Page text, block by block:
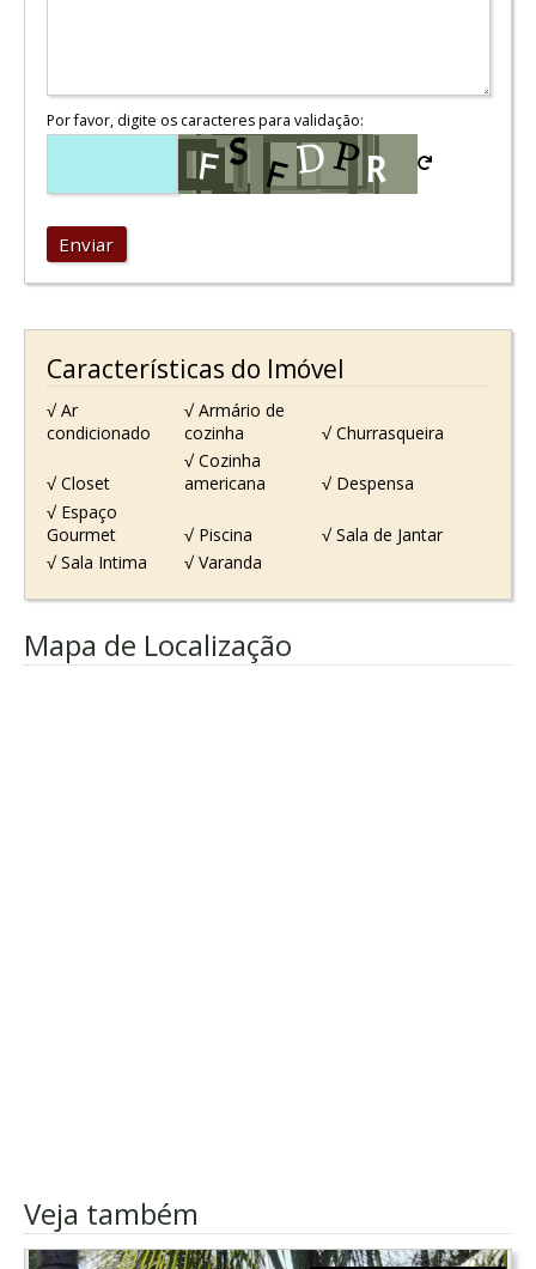
Por favor, digite os caracteres para validação:
Enviar
Características do Imóvel
√ Ar
condicionado
√ Armário de
cozinha
√ Churrasqueira
√ Closet
√ Cozinha
americana
√ Despensa
√ Espaço
Gourmet
√ Piscina
√ Sala de Jantar
√ Sala Intima
√ Varanda
Mapa de Localização
Veja também